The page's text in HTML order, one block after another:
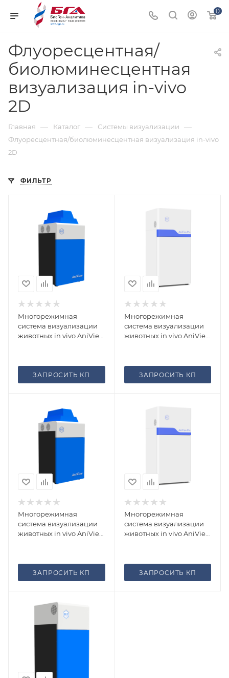
0
Флуоресцентная/
биолюминесцентная
визуализация in-vivo
2D
Главная — Каталог — Системы визуализации —
Флуоресцентная/биолюминесцентная визуализация in-vivo
2D
ФИЛЬТР
Многорежимная
система визуализации
животных in vivo AniView
ЗАПРОСИТЬ КП
Многорежимная
система визуализации
животных in vivo AniView
ЗАПРОСИТЬ КП
Многорежимная
система визуализации
животных in vivo AniView
ЗАПРОСИТЬ КП
Многорежимная
система визуализации
животных in vivo AniView
ЗАПРОСИТЬ КП